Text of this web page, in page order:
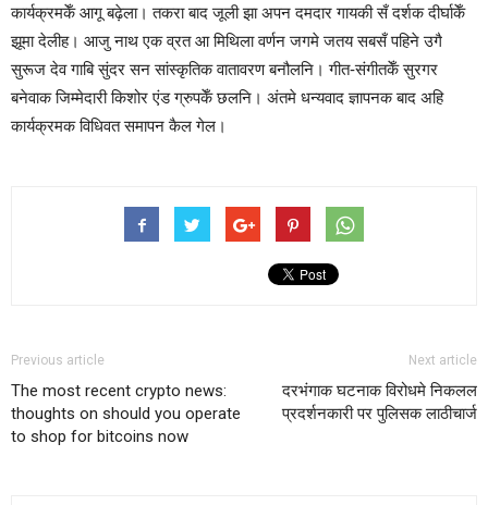
कार्यक्रमकेँ आगू बढ़ेला। तकरा बाद जूली झा अपन दमदार गायकी सँ दर्शक दीर्घाकेँ
झूमा देलीह। आजु नाथ एक व्रत आ मिथिला वर्णन जगमे जतय सबसँ पहिने उगै
सुरूज देव गाबि सुंदर सन सांस्कृतिक वातावरण बनौलनि। गीत-संगीतकेँ सुरगर
बनेवाक जिम्मेदारी किशोर एंड ग्रुपकेँ छलनि। अंतमे धन्यवाद ज्ञापनक बाद अहि
कार्यक्रमक विधिवत समापन कैल गेल।
Previous article
The most recent crypto news:
thoughts on should you operate
to shop for bitcoins now
Next article
दरभंगाक घटनाक विरोधमे निकलल
प्रदर्शनकारी पर पुलिसक लाठीचार्ज